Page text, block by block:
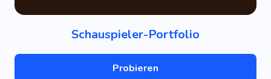
Schauspieler-Portfolio
Probieren